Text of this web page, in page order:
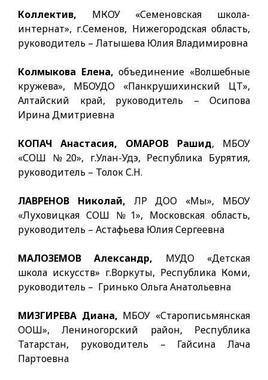
Коллектив, МКОУ «Семеновская школа-
интернат», г.Семенов, Нижегородская область,
руководитель – Латышева Юлия Владимировна
Колмыкова Елена, объединение «Волшебные
кружева», МБОУДО «Панкрушихинский ЦТ»,
Алтайский край, руководитель – Осипова
Ирина Дмитриевна
КОПАЧ Анастасия, ОМАРОВ Рашид, МБОУ
«СОШ №20», г.Улан-Удэ, Республика Бурятия,
руководитель – Толок С.Н.
ЛАВРЕНОВ Николай, ЛР ДОО «Мы», МБОУ
«Луховицкая СОШ №1», Московская область,
руководитель – Астафьева Юлия Сергеевна
МАЛОЗЕМОВ Александр, МУДО «Детская
школа искусств» г.Воркуты, Республика Коми,
руководитель – Гринько Ольга Анатольевна
МИЗГИРЕВА Диана, МБОУ «Старописьмянская
ООШ», Лениногорский район, Республика
Татарстан, руководитель – Гайсина Лача
Партоевна